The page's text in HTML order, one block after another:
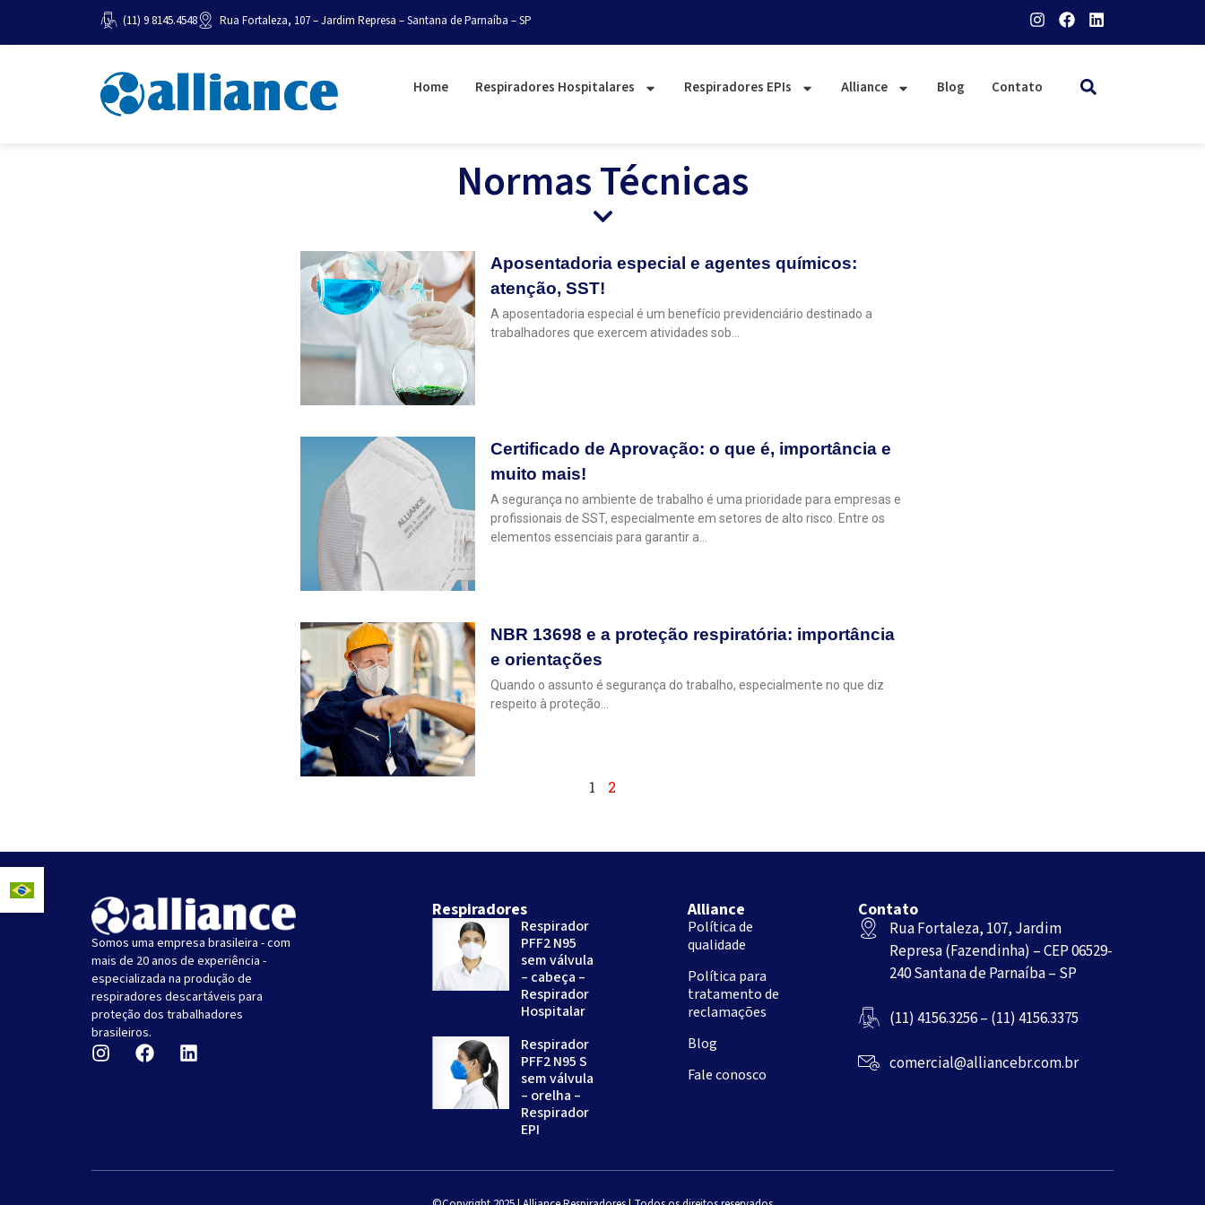
(11) 9 8145.4548 Rua Fortaleza, 107 – Jardim Represa – Santana de Parnaíba – SP
Home Respiradores Hospitalares Respiradores EPIs Alliance Blog Contato
Normas Técnicas
Aposentadoria especial e agentes químicos:
atenção, SST!
A aposentadoria especial é um benefício previdenciário destinado a
trabalhadores que exercem atividades sob…
Certificado de Aprovação: o que é, importância e
muito mais!
A segurança no ambiente de trabalho é uma prioridade para empresas e
profissionais de SST, especialmente em setores de alto risco. Entre os
elementos essenciais para garantir a…
NBR 13698 e a proteção respiratória: importância
e orientações
Quando o assunto é segurança do trabalho, especialmente no que diz
respeito à proteção…
1 2
Somos uma empresa brasileira - com
mais de 20 anos de experiência -
especializada na produção de
respiradores descartáveis ​​para
proteção dos trabalhadores
brasileiros.
Respiradores
Respirador
PFF2 N95
sem válvula
– cabeça –
Respirador
Hospitalar
Respirador
PFF2 N95 S
sem válvula
– orelha –
Respirador
EPI
Alliance
Política de
qualidade
Política para
tratamento de
reclamações
Blog
Fale conosco
Contato
Rua Fortaleza, 107, Jardim
Represa (Fazendinha) – CEP 06529-
240 Santana de Parnaíba – SP
(11) 4156.3256 – (11) 4156.3375
comercial@alliancebr.com.br